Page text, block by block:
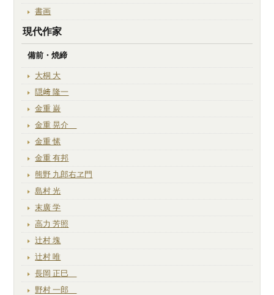
書画
現代作家
備前・焼締
大桐 大
隠﨑 隆一
金重 巌
金重 晃介
金重 愫
金重 有邦
熊野 九郎右ヱ門
島村 光
末廣 学
高力 芳照
辻村 塊
辻村 唯
長岡 正巳
野村 一郎